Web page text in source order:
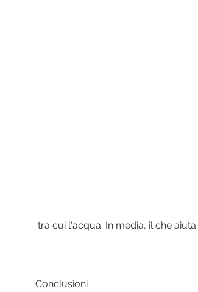
tra cui l'acqua. In media, il che
Conclusioni